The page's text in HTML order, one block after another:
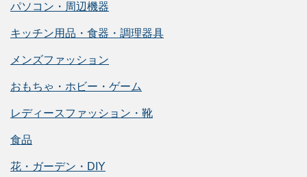
パソコン・周辺機器
キッチン用品・食器・調理器具
メンズファッション
おもちゃ・ホビー・ゲーム
レディースファッション・靴
食品
花・ガーデン・DIY